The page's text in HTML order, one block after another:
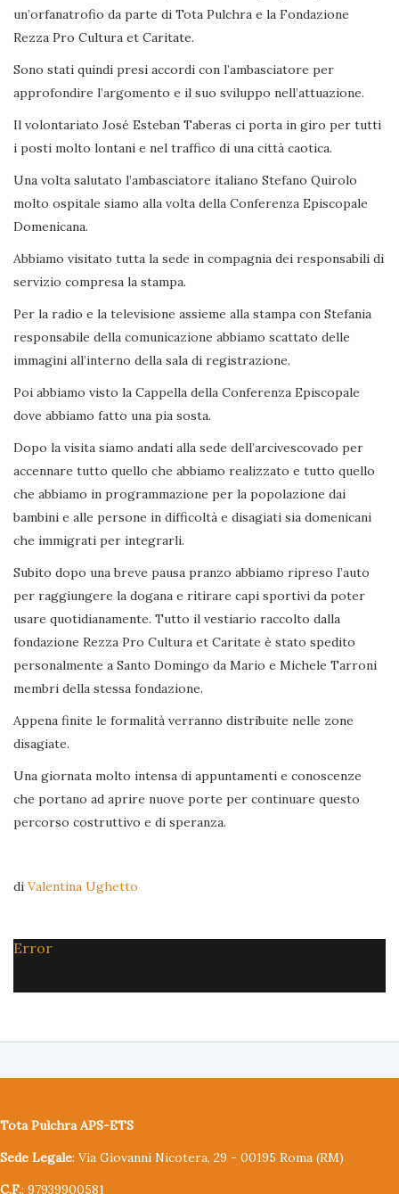
un’orfanatrofio da parte di Tota Pulchra e la Fondazione
Rezza Pro Cultura et Caritate.
Sono stati quindi presi accordi con l’ambasciatore per
approfondire l’argomento e il suo sviluppo nell’attuazione.
Il volontariato José Esteban Taberas ci porta in giro per tutti
i posti molto lontani e nel traffico di una città caotica.
Una volta salutato l’ambasciatore italiano Stefano Quirolo
molto ospitale siamo alla volta della Conferenza Episcopale
Domenicana.
Abbiamo visitato tutta la sede in compagnia dei responsabili di
servizio compresa la stampa.
Per la radio e la televisione assieme alla stampa con Stefania
responsabile della comunicazione abbiamo scattato delle
immagini all’interno della sala di registrazione.
Poi abbiamo visto la Cappella della Conferenza Episcopale
dove abbiamo fatto una pia sosta.
Dopo la visita siamo andati alla sede dell’arcivescovado per
accennare tutto quello che abbiamo realizzato e tutto quello
che abbiamo in programmazione per la popolazione dai
bambini e alle persone in difficoltà e disagiati sia domenicani
che immigrati per integrarli.
Subito dopo una breve pausa pranzo abbiamo ripreso l’auto
per raggiungere la dogana e ritirare capi sportivi da poter
usare quotidianamente. Tutto il vestiario raccolto dalla
fondazione Rezza Pro Cultura et Caritate è stato spedito
personalmente a Santo Domingo da Mario e Michele Tarroni
membri della stessa fondazione.
Appena finite le formalità verranno distribuite nelle zone
disagiate.
Una giornata molto intensa di appuntamenti e conoscenze
che portano ad aprire nuove porte per continuare questo
percorso costruttivo e di speranza.
di Valentina Ughetto
Error
Tota Pulchra APS-ETS
Sede Legale: Via Giovanni Nicotera, 29 - 00195 Roma (RM)
C.F.: 97939900581